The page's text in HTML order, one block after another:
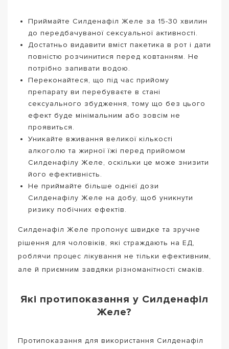
Приймайте Силденафіл Желе за 15-30 хвилин
до передбачуваної сексуальної активності.
Достатньо видавити вміст пакетика в рот і дати
повністю розчинитися перед ковтанням. Не
потрібно запивати водою.
Переконайтеся, що під час прийому
препарату ви перебуваєте в стані
сексуального збудження, тому що без цього
ефект буде мінімальним або зовсім не
проявиться.
Уникайте вживання великої кількості
алкоголю та жирної їжі перед прийомом
Силденафілу Желе, оскільки це може знизити
його ефективність.
Не приймайте більше однієї дози
Силденафілу Желе на добу, щоб уникнути
ризику побічних ефектів.
Силденафіл Желе пропонує швидке та зручне
рішення для чоловіків, які страждають на ЕД,
роблячи процес лікування не тільки ефективним,
але й приємним завдяки різноманітності смаків.
Які протипоказання у Силденафіл
Желе?
Протипоказання для використання Силденафіл